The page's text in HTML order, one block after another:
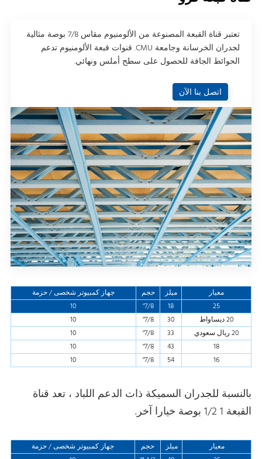
تعتبر قناة القبعة المصنوعة من الألومنيوم مقاس 7/8 بوصة مثالية
لجدران الخرسانة وجامعة CMU. قنوات قبعة الألومنيوم تدعم
الحوائط الجافة للحصول على سطح أملس ونهائي.
اتصل بنا الآن
معيار ميلز حجم
جهاز كمبيوتر شخصى / حزمة
25
18
7/8"
10
20 ديساواط
30
7/8"
10
20 ريال سعودي
33
7/8"
10
18
43
7/8"
10
16
54
7/8"
10
بالنسبة للجدران السميكة ذات الدعم اللباد ، تعد قناة
القبعة 1 1/2 بوصة خيارا آخر.
معيار ميلز حجم
جهاز كمبيوتر شخصى / حزمة